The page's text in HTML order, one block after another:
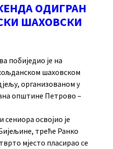
ОДИГРАН
ШАХОВСКИ
побиједио је на
шаховском
организованом у
општине Петрово –
сениора освојио је
треће Ранко
мјесто пласирао се